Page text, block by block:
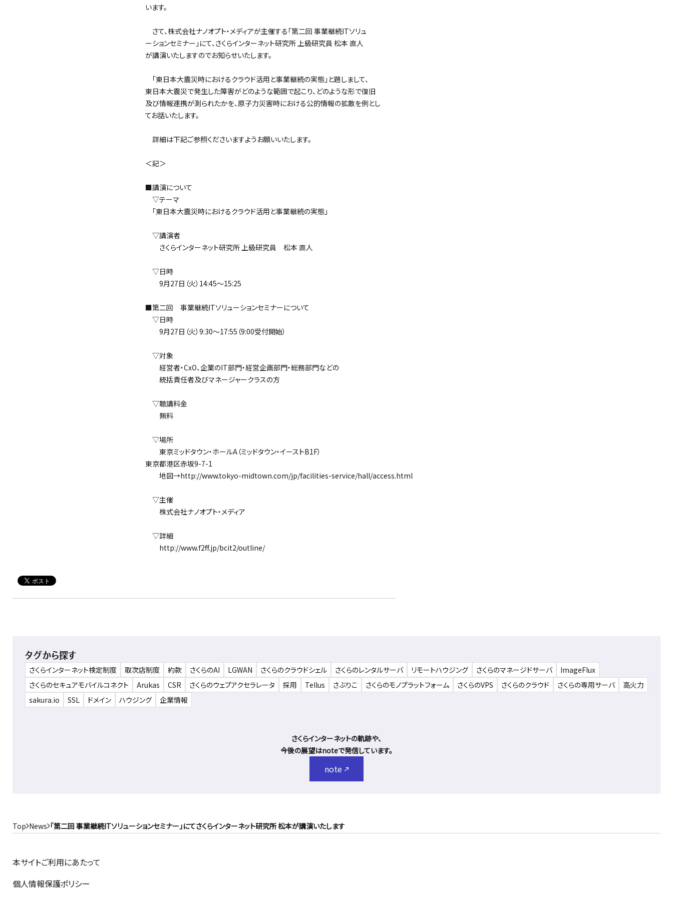
います。
さて、株式会社ナノオプト・メディアが主催する「第二回 事業継続ITソリュ
ーションセミナー」にて、さくらインターネット研究所 上級研究員 松本 直人
が講演いたしますのでお知らせいたします。
「東日本大震災時におけるクラウド活用と事業継続の実態」と題しまして、
東日本大震災で発生した障害がどのような範囲で起こり、どのような形で復旧
及び情報連携が測られたかを、原子力災害時における公的情報の拡散を例とし
てお話いたします。
詳細は下記ご参照くださいますようお願いいたします。
＜記＞
■講演について
▽テーマ
「東日本大震災時におけるクラウド活用と事業継続の実態」
▽講演者
さくらインターネット研究所 上級研究員 松本 直人
▽日時
9月27日（火）14:45～15:25
■第二回 事業継続ITソリューションセミナーについて
▽日時
9月27日（火）9:30～17:55（9:00受付開始）
▽対象
経営者・CxO、企業のIT部門・経営企画部門・総務部門などの
統括責任者及びマネージャークラスの方
▽聴講料金
無料
▽場所
東京ミッドタウン・ホールA（ミッドタウン・イーストB1F）
東京都港区赤坂9-7-1
地図→http://www.tokyo-midtown.com/jp/facilities-service/hall/access.html
▽主催
株式会社ナノオプト・メディア
▽詳細
http://www.f2ff.jp/bcit2/outline/
タグから探す
さくらインターネット検定制度 取次店制度 約款 さくらのAI LGWAN さくらのクラウドシェル さくらのレンタルサーバ リモートハウジング さくらのマネージドサーバ
ImageFlux
さくらのセキュアモバイルコネクト
Arukas CSR さくらのウェブアクセラレータ 採用 Tellus さぶりこ さくらのモノプラットフォーム さくらのVPS さくらのクラウド さくらの専用サーバ
高火力
sakura.io
SSL ドメイン ハウジング 企業情報
さくらインターネットの軌跡や、
今後の展望はnoteで発信しています。
note
Top News 「第二回 事業継続ITソリューションセミナー」にてさくらインターネット研究所 松本が講演いたします
本サイトご利用にあたって
個人情報保護ポリシー